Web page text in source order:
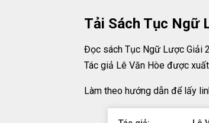
Tải Sách Tục Ngữ
Đọc sách Tục Ngữ Lược Giải
Tác giả Lê Văn Hòe được
Làm theo hướng dẫn để lấy